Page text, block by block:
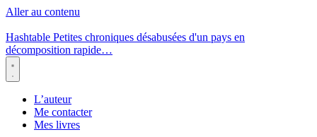
Aller au contenu
Hashtable Petites chroniques désabusées d'un pays en
décomposition rapide…
Menu
L’auteur
Me contacter
Mes livres